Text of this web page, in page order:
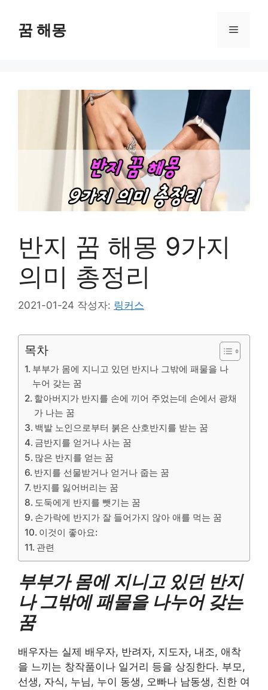
꿈 해몽 메
반지 꿈 해몽 9가지
의미 총정리
2021-01-24 작성자: 링커스
목차
부부가 몸에 지니고 있던 반지나 그밖에 패물을 나
누어 갖는 꿈
할아버지가 반지를 손에 끼어 주었는데 손에서 광채
가 나는 꿈
백발 노인으로부터 붉은 산호반지를 받는 꿈
금반지를 얻거나 사는 꿈
많은 반지를 얻는 꿈
반지를 선물받거나 얻거나 줍는 꿈
반지를 잃어버리는 꿈
도둑에게 반지를 뺏기는 꿈
손가락에 반지가 잘 들어가지 않아 애를 먹는 꿈
이것이 좋아요:
관련
부부가 몸에 지니고 있던 반지
나 그밖에 패물을 나누어 갖는
꿈
배우자는 실제 배우자, 반려자, 지도자, 내조, 애착
을 느끼는 창작품이나 일거리 등을 상징한다. 부모,
선생, 자식, 누님, 누이 동생, 오빠나 남동생, 친한 여